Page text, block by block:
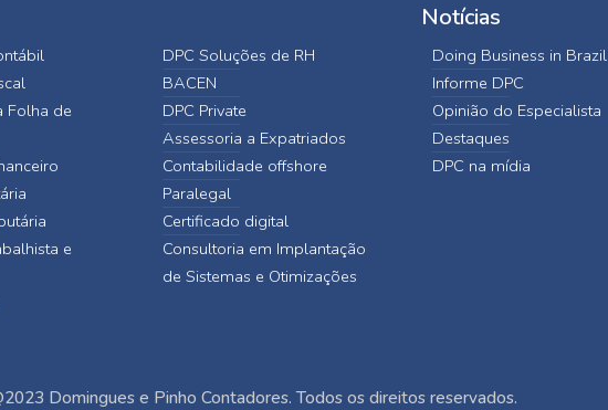
Folha de
e
DPC Soluções de RH
BACEN
DPC Private
Assessoria a Expatriados
Contabilidade offshore
Paralegal
Certificado digital
Consultoria em Implantação
de Sistemas e Otimizações
Notícias
Doing Business in Brazil
Informe DPC
Opinião do Especialista
Destaques
DPC na mídia
Domingues e Pinho Contadores. Todos os direitos reservados.